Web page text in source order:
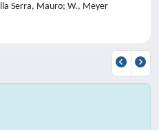
Serra, Mauro; W., Meyer